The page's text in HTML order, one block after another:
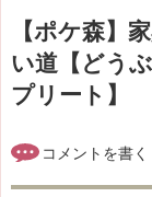
【ポケ森】
い道【どう
プリート】